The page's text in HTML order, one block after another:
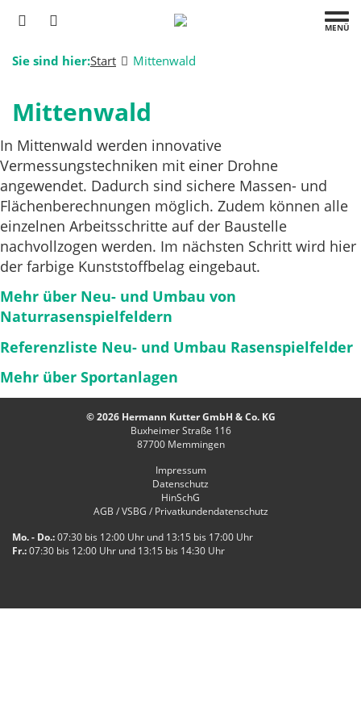
MENÜ
Sie sind hier:Start Mittenwald
Mittenwald
In Mittenwald werden innovative
Vermessungstechniken mit einer Drohne
angewendet. Dadurch sind sichere Massen- und
Flächenberechnungen möglich. Zudem können alle
einzelnen Arbeitsschritte auf der Baustelle
nachvollzogen werden. Im nächsten Schritt wird hier
der farbige Kunststoffbelag eingebaut.
Mehr über Neu- und Umbau von
Naturrasenspielfeldern
Referenzliste Neu- und Umbau Rasenspielfelder
Mehr über Sportanlagen
© 2026 Hermann Kutter GmbH & Co. KG
Buxheimer Straße 116
87700Memmingen
Impressum
Datenschutz
HinSchG
AGB / VSBG / Privatkundendatenschutz
Mo. - Do.:07:30 bis 12:00 Uhr und 13:15 bis 17:00 Uhr
Fr.:07:30 bis 12:00 Uhr und 13:15 bis 14:30 Uhr